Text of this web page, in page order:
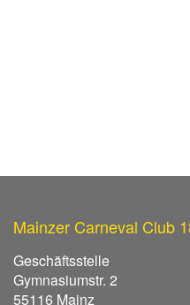
Mainzer Carneval Club
Geschäftsstelle
Gymnasiumstr. 2
55116 Mainz